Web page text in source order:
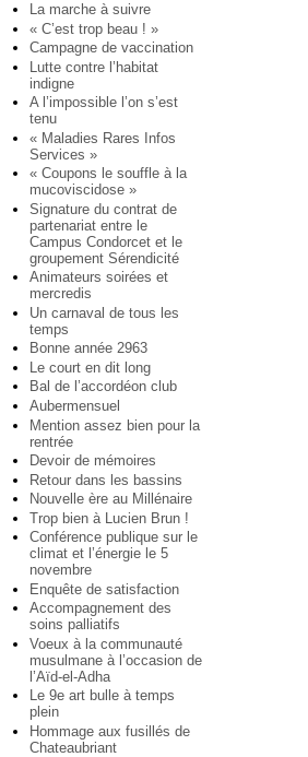
La marche à suivre
« C’est trop beau ! »
Campagne de vaccination
Lutte contre l’habitat
indigne
A l’impossible l’on s’est
tenu
« Maladies Rares Infos
Services »
« Coupons le souffle à la
mucoviscidose »
Signature du contrat de
partenariat entre le
Campus Condorcet et le
groupement Sérendicité
Animateurs soirées et
mercredis
Un carnaval de tous les
temps
Bonne année 2963
Le court en dit long
Bal de l’accordéon club
Aubermensuel
Mention assez bien pour la
rentrée
Devoir de mémoires
Retour dans les bassins
Nouvelle ère au Millénaire
Trop bien à Lucien Brun !
Conférence publique sur le
climat et l’énergie le 5
novembre
Enquête de satisfaction
Accompagnement des
soins palliatifs
Voeux à la communauté
musulmane à l’occasion de
l’Aïd-el-Adha
Le 9e art bulle à temps
plein
Hommage aux fusillés de
Chateaubriant